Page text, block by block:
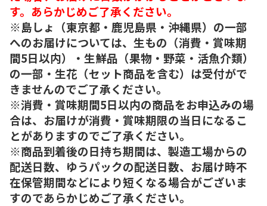
す。あらかじめご了承ください。
※島しょ（東京都・鹿児島県・沖縄県）の一部
へのお届けについては、生もの（消費・賞味期
間5日以内）・生鮮品（果物・野菜・活魚介類）
の一部・生花（セット商品を含む）は受付がで
きませんのでご了承ください。
※消費・賞味期間5日以内の商品をお申込みの場
合は、お届けが消費・賞味期限の当日になるこ
とがありますのでご了承ください。
※商品到着後の日持ち期間は、製造工場からの
配送日数、ゆうパックの配送日数、お届け時不
在保管期間などにより短くなる場合がございま
すのであらかじめご了承ください。